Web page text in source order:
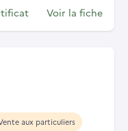
Voir la fiche
aux particuliers